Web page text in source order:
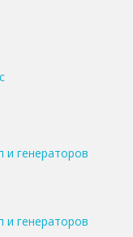
генераторов
генераторов